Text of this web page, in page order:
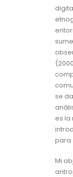
se
es la
para
Mi